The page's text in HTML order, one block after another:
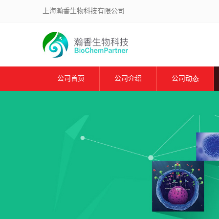
上海瀚香生物科技有限公司
公司首页 公司介绍 公司动态